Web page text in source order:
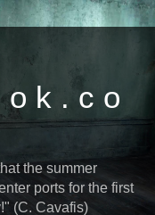
o k . c o
the summer
ports for the first
(C. Cavafis)